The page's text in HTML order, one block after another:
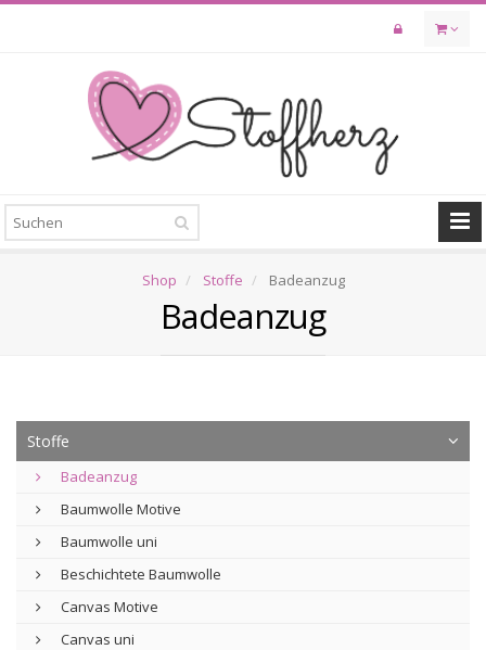
Skip
Shop Stoffe Badeanzug
Badeanzug
Stoffe
Badeanzug
Baumwolle Motive
Baumwolle uni
Beschichtete Baumwolle
Canvas Motive
Canvas uni